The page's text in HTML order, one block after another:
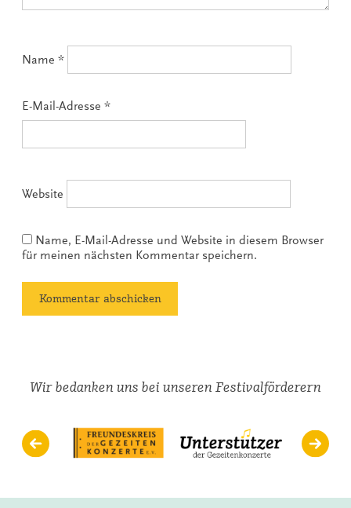
Name *
E-Mail-Adresse *
Website
Name, E-Mail-Adresse und Website in diesem Browser
für meinen nächsten Kommentar speichern.
Wir bedanken uns bei unseren Festivalförderern